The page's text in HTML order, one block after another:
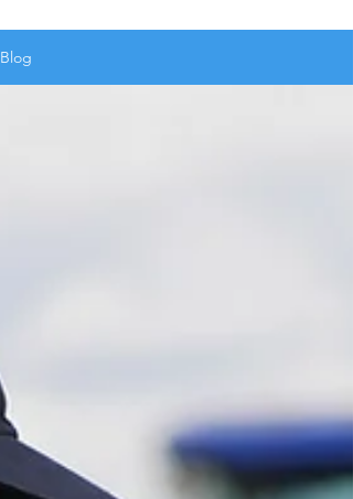
Blog